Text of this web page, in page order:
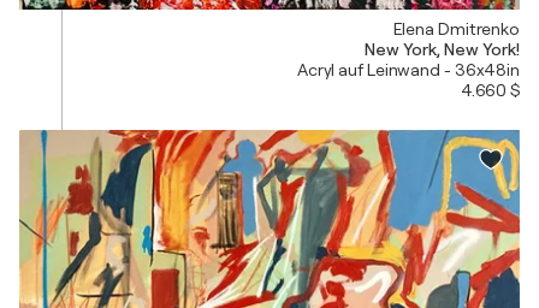
Elena Dmitrenko
New York, New York!
Acryl auf Leinwand - 36x48in
4.660 $